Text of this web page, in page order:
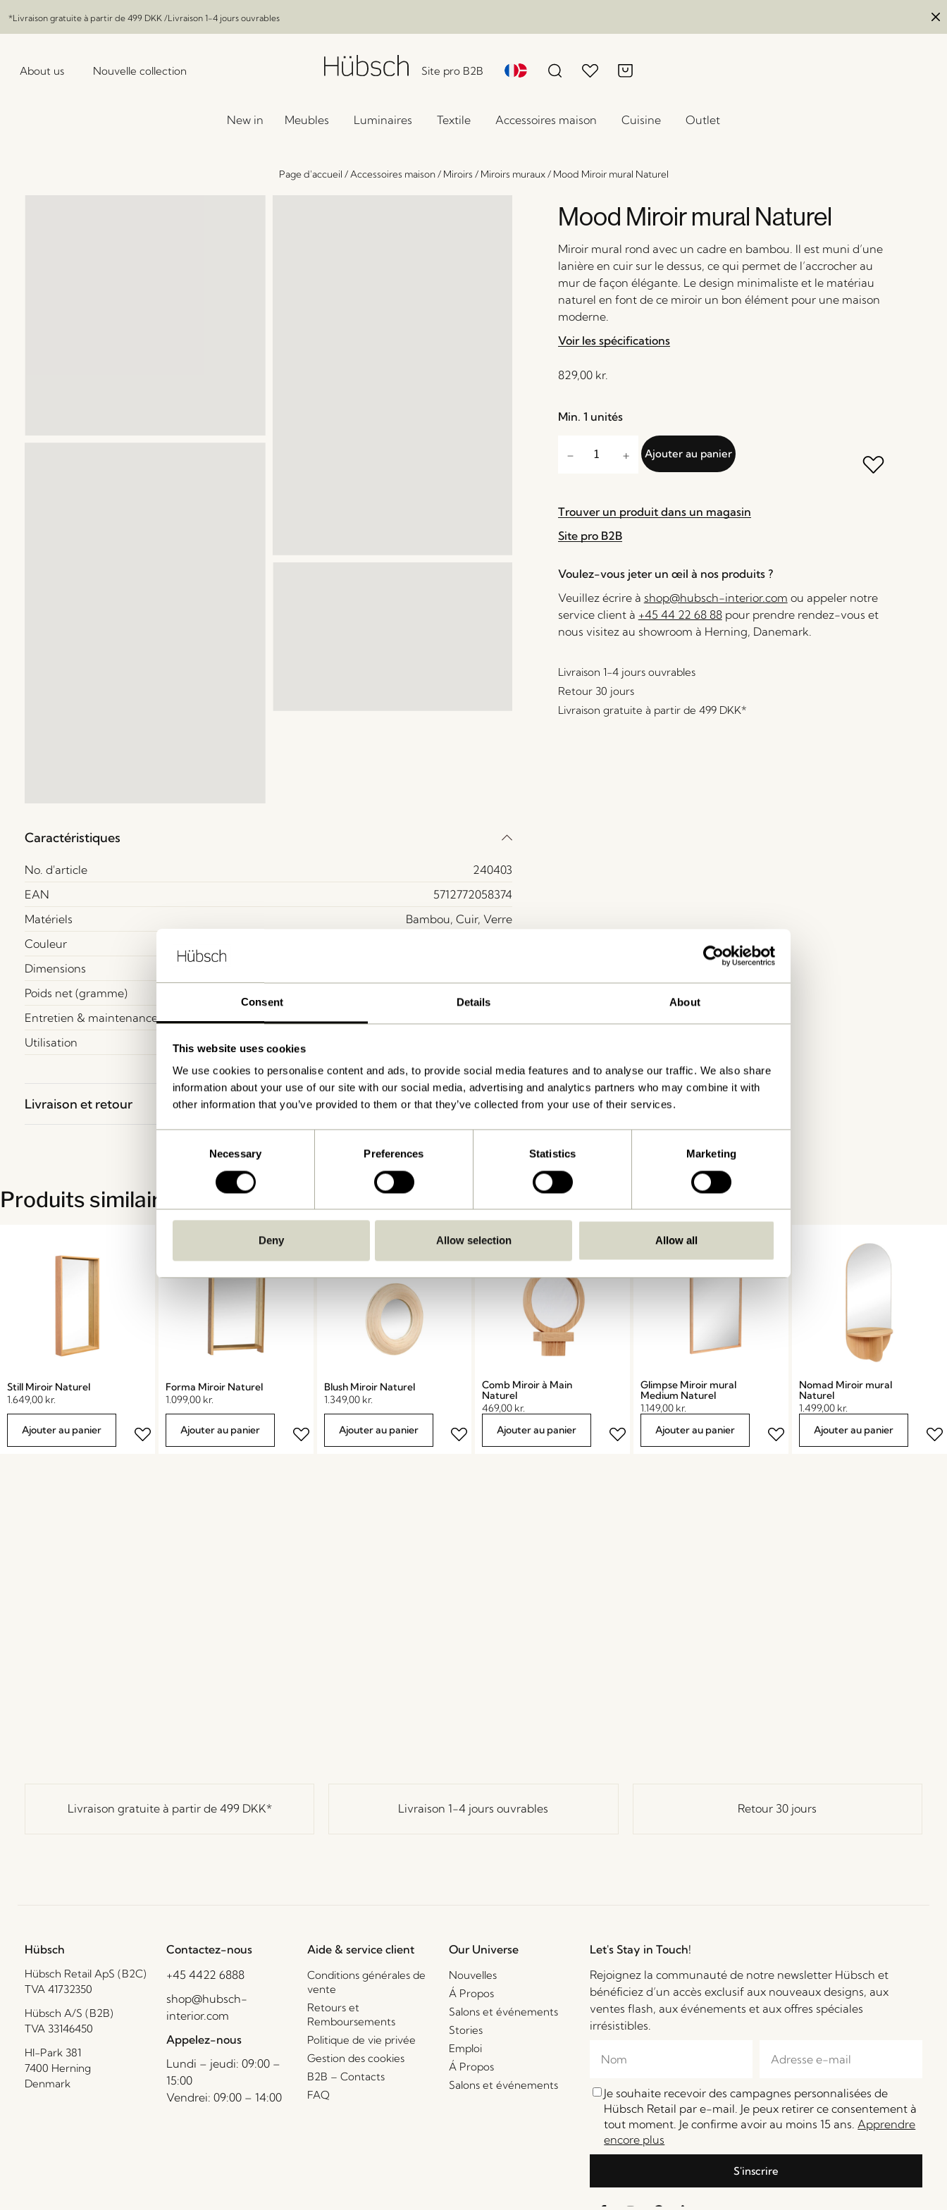
Consent Details About
This website uses cookies
We use cookies to personalise content and ads, to provide social media features and to analyse our traffic. We also share
information about your use of our site with our social media, advertising and analytics partners who may combine it with
other information that you’ve provided to them or that they’ve collected from your use of their services.
Necessary Preferences Statistics Marketing
Deny Allow selection Allow all
*Livraison gratuite à partir de 499 DKK /Livraison 1-4 jours ouvrables
About us Nouvelle collection Site pro B2B
New in Meubles Luminaires Textile Accessoires maison Cuisine Outlet
Page d'accueil / Accessoires maison/ Miroirs / Miroirs muraux/ Mood Miroir mural Naturel
Caractéristiques
No. d'article
240403
EAN
5712772058374
Matériels
Bambou, Cuir, Verre
Couleur
Dimensions
Poids net (gramme)
Entretien & maintenance
Utilisation
Livraison et retour
Mood Miroir mural Naturel
Miroir mural rond avec un cadre en bambou. Il est muni d’une
lanière en cuir sur le dessus, ce qui permet de l’accrocher au
mur de façon élégante. Le design minimaliste et le matériau
naturel en font de ce miroir un bon élément pour une maison
moderne.
Voir les spécifications
829,00 kr.
Min. 1 unités
Ajouter au panier
Trouver un produit dans un magasin
Site pro B2B
Voulez-vous jeter un œil à nos produits ?
Veuillez écrire à shop@hubsch-interior.com ou appeler notre
service client à +45 44 22 68 88pour prendre rendez-vous et
nous visitez au showroom à Herning, Danemark.
Livraison 1-4 jours ouvrables
Retour 30 jours
Livraison gratuite à partir de 499 DKK*
Produits similaires
Still Miroir Naturel
1.649,00 kr.
Ajouter au panier
Forma Miroir Naturel
1.099,00 kr.
Ajouter au panier
Blush Miroir Naturel
1.349,00 kr.
Ajouter au panier
Comb Miroir à Main
Naturel
469,00 kr.
Ajouter au panier
Glimpse Miroir mural
Medium Naturel
1.149,00 kr.
Ajouter au panier
Nomad Miroir mural
Naturel
1.499,00 kr.
Ajouter au panier
Livraison gratuite à partir de 499 DKK* Livraison 1-4 jours ouvrables Retour 30 jours
Hübsch
Hübsch Retail ApS (B2C)
TVA 41732350
Hübsch A/S (B2B)
TVA 33146450
HI-Park 381
7400 Herning
Denmark
Contactez-nous
+45 4422 6888
shop@hubsch-
interior.com
Appelez-nous
Lundi – jeudi: 09:00 –
15:00
Vendrei: 09:00 – 14:00
Aide & service client
Conditions générales de
vente
Retours et
Remboursements
Politique de vie privée
Gestion des cookies
B2B – Contacts
FAQ
Our Universe
Nouvelles
Á Propos
Salons et événements
Stories
Emploi
Á Propos
Salons et événements
Let's Stay in Touch!
Rejoignez la communauté de notre newsletter Hübsch et
bénéficiez d’un accès exclusif aux nouveaux designs, aux
ventes flash, aux événements et aux offres spéciales
irrésistibles.
Je souhaite recevoir des campagnes personnalisées de
Hübsch Retail par e-mail. Je peux retirer ce consentement à
tout moment. Je confirme avoir au moins 15 ans. Apprendre
encore plus
S'inscrire